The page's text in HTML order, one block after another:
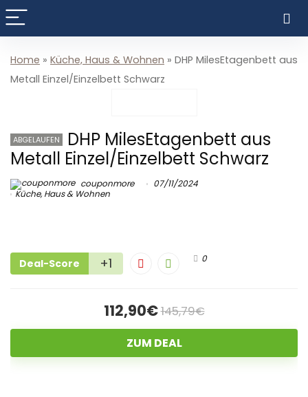
Home » Küche, Haus & Wohnen » DHP MilesEtagenbett aus
Metall Einzel/Einzelbett Schwarz
ABGELAUFEN
DHP MilesEtagenbett aus
Metall Einzel/Einzelbett Schwarz
couponmore
07/11/2024
Küche, Haus & Wohnen
Deal-Score +1 0
112,90€145,79€
ZUM DEAL